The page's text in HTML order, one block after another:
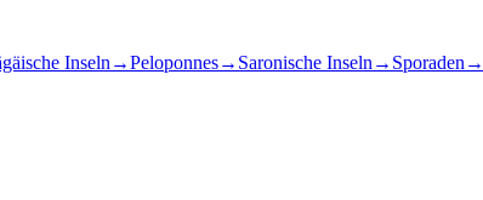
Inseln →Peloponnes→ Saronische Inseln → Sporaden →